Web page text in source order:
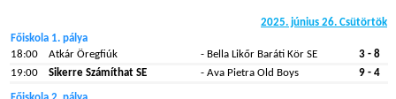
2025. június 26. Csütörtök
Főiskola 1. pálya
18:00
Atkár Öregfiúk - Bella Likőr Baráti Kör SE
3 - 8
19:00
Sikerre Számíthat SE - Ava Pietra Old Boys 9 - 4